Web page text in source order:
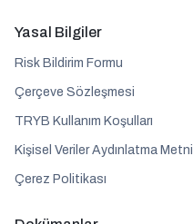
Yasal Bilgiler
Risk Bildirim Formu
Çerçeve Sözleşmesi
TRYB Kullanım Koşulları
Kişisel Veriler Aydınlatma Metni
Çerez Politikası